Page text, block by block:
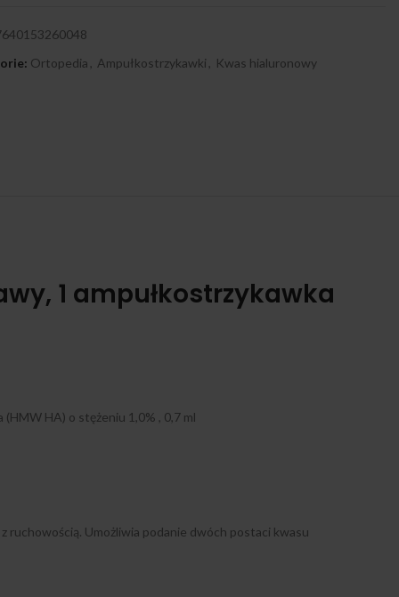
Ortopedia Ampułkostrzykawki Kwas hialuronowy
1 ampułkostrzykawka
HA) o stężeniu 1,0% , 0,7 ml
ruchowością. Umożliwia podanie dwóch postaci kwasu